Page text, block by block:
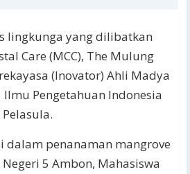
lingkunga yang dilibatkan
Care (MCC), The Mulung
(Inovator) Ahli Madya
Ilmu Pengetahuan Indonesia
Pelasula.
penanaman mangrove
5 Ambon, Mahasiswa